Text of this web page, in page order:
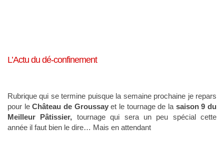
L’Actu du dé-confinement
Rubrique qui se termine puisque la semaine prochaine je repars
pour leChâteau de Groussayet le tournage de la saison 9 du
Meilleur Pâtissier, tournage qui sera un peu spécial cette
année il faut bien le dire… Mais en attendant